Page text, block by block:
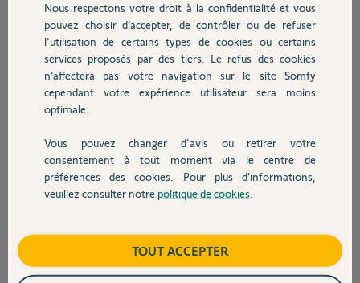
Chauffage
Autres produits
Devis avec un pro
Contact
il y a plus de 7 ans
Participer au fil de discussion
Bonsoir
pour piloter vos équipements avec un smartphone, il vous faut la box
équipements. On ne vous a pas tout dit !
Anonyme il y a plus de 7 ans
Nous respectons votre droit à la confidentialité et vous
pouvez choisir d’accepter, de contrôler ou de refuser
l'utilisation de certains types de cookies ou certains
services proposés par des tiers. Le refus des cookies
n’affectera pas votre navigation sur le site Somfy
cependant votre expérience utilisateur sera moins
optimale.
Vous pouvez changer d'avis ou retirer votre
consentement à tout moment via le centre de
préférences des cookies. Pour plus d’informations,
veuillez consulter notre politique de cookies
TOUT ACCEPTER